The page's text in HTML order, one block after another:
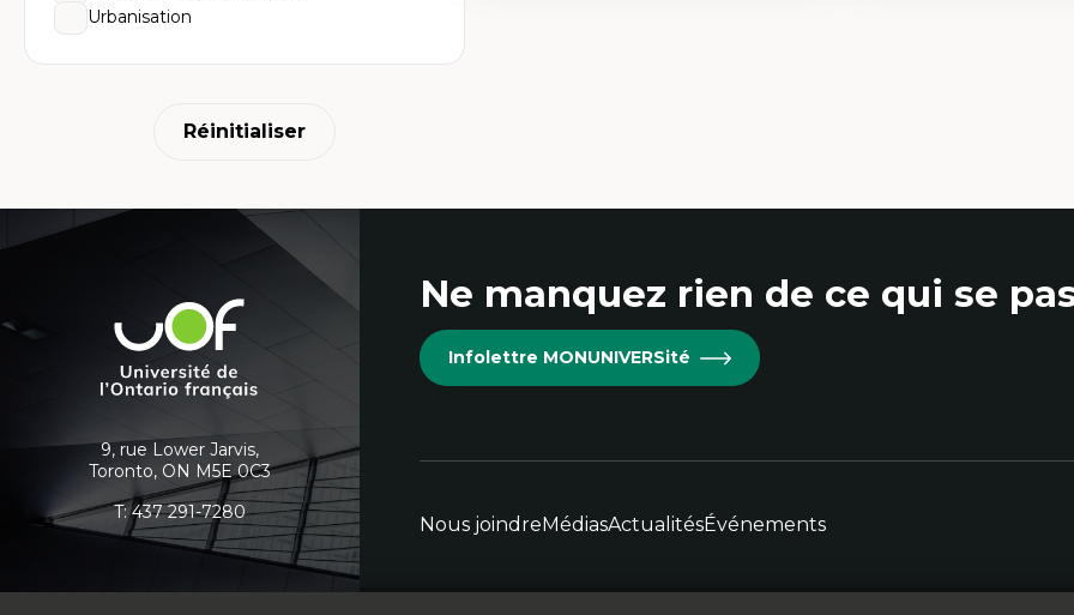
Urbanisation
Réinitialiser
Coordonnées
et
informations
supplémentaires
9, rue Lower Jarvis,
Toronto, ON M5E 0C3
T:437 291-7280
Ne manquez rien de ce qui se
Infolettre MONUNIVERSité
Nous joindreMédiasActualitésÉvénements